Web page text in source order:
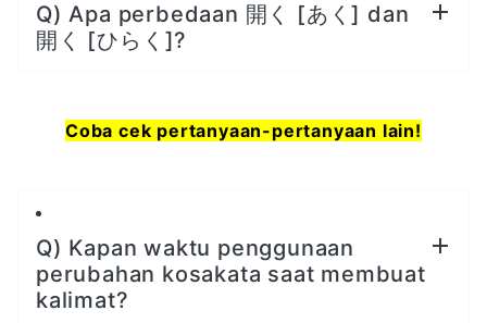
Q) Apa perbedaan 開く [あく] dan
開く [ひらく]?
Coba cek pertanyaan-pertanyaan lain!
Q) Kapan waktu penggunaan
perubahan kosakata saat membuat
kalimat?